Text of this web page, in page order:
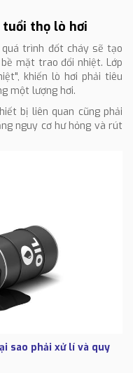
tuổi thọ lò hơi
quá trình đốt cháy sẽ tạo
mặt trao đổi nhiệt. Lớp
khiến lò hơi phải tiêu
một lượng hơi.
bị liên quan cũng phải
nguy cơ hư hỏng và rút
sao phải xử lí và quy